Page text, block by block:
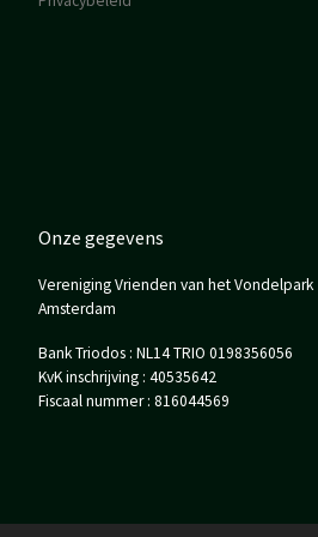
Onze gegevens
Vereniging Vrienden van het Vondelpark
Amsterdam
Bank Triodos : NL14 TRIO 0198356056
KvK inschrijving : 40535642
Fiscaal nummer : 816044569